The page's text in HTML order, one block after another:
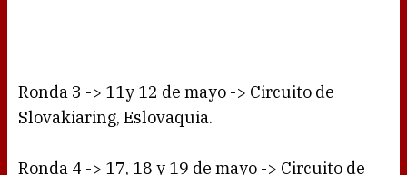
Ronda 3 -> 11y 12 de mayo -> Circuito de
Slovakiaring, Eslovaquia.
Ronda 4 -> 17, 18 y 19 de mayo -> Circuito de